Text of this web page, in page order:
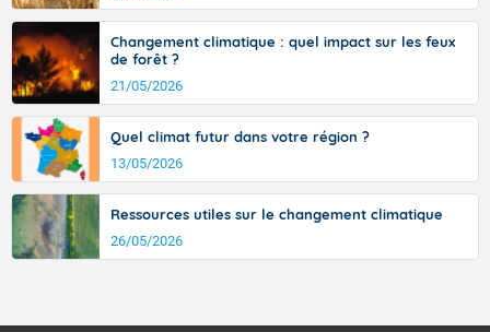
Changement climatique : quel impact sur les feux
de forêt ?
21/05/2026
Quel climat futur dans votre région ?
13/05/2026
Ressources utiles sur le changement climatique
26/05/2026